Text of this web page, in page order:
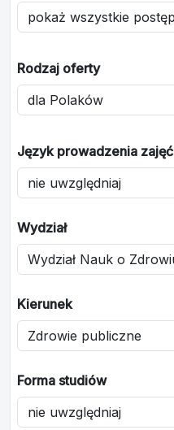
Rodzaj oferty
Język prowadzenia zajęć
Wydział
Kierunek
Forma studiów